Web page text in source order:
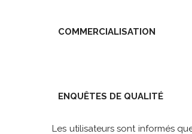
COMMERCIALISATION
ENQUÊTES DE QUALITÉ
Les utilisateurs sont informés